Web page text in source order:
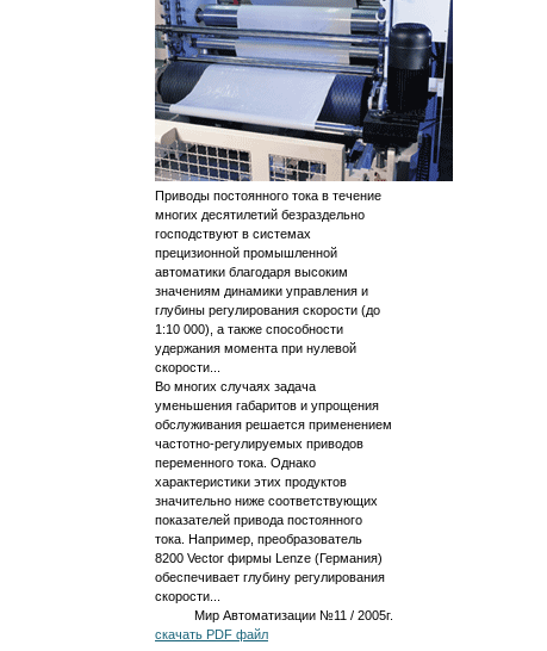
Приводы постоянного тока в течение
многих десятилетий безраздельно
господствуют в системах
прецизионной промышленной
автоматики благодаря высоким
значениям динамики управления и
глубины регулирования скорости (до
1:10 000), а также способности
удержания момента при нулевой
скорости...
Во многих случаях задача
уменьшения габаритов и упрощения
обслуживания решается применением
частотно-регулируемых приводов
переменного тока. Однако
характеристики этих продуктов
значительно ниже соответствующих
показателей привода постоянного
тока. Например, преобразователь
8200 Vector фирмы Lenze (Германия)
обеспечивает глубину регулирования
скорости...
Мир Автоматизации №11 / 2005г.
скачать PDF файл